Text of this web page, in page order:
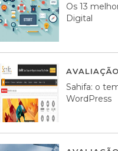
Os 13
Digital
AVALIAÇÃO
Sahifa: o
WordPress